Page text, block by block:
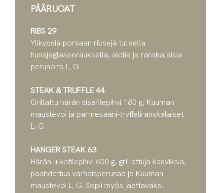
PÄÄRUOAT
RIBS 29
Ylikypsiä porsaan ribsejä tulisella
hunajaglaseerauksella, aiolia ja ranskalaisia
perunoita L, G
STEAK & TRUFFLE 44
Grillattu härän sisäfilepihvi 180 g, Kuuman
maustevoi ja parmesaani-tryffeliranskalaiset
L, G
HANGER STEAK 63
Härän ulkofilepihvi 600 g, grillattuja kasviksia,
paahdettua varhaisperunaa ja Kuuman
maustevoi L, G. Sopii myös jaettavaksi.